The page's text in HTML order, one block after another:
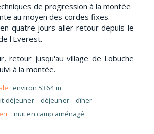
de progression à la montée
au moyen des cordes fixes.
quatre jours aller-retour depuis le
l'Everest.
retour jusqu'au village de Lobuche
à la montée.
environ 5364 m
déjeuner – déjeuner – dîner
: nuit en camp aménagé